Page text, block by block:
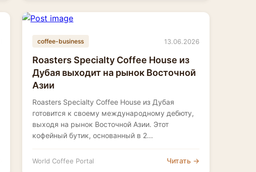
coffee-business 13.06.2026
Roasters Specialty Coffee House из
Дубая выходит на рынок Восточной
Азии
Roasters Specialty Coffee House из Дубая
готовится к своему международному дебюту,
выходя на рынок Восточной Азии. Этот
кофейный бутик, основанный в 2...
World Coffee Portal Читать →